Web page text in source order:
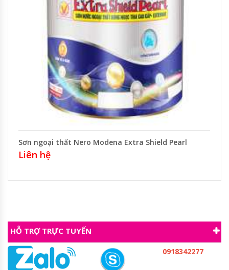
Sơn ngoại thất Nero Modena Extra Shield Pearl
Liên hệ
HỖ TRỢ TRỰC TUYẾN
0918342277